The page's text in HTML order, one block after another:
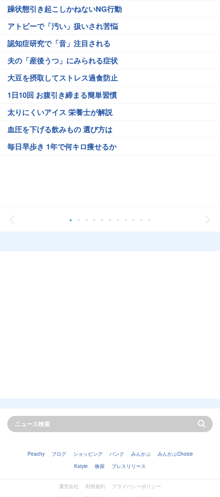
躁状態引き起こしかねないNG行動
アトピーで「汚い」扱いされ苦悩
認知症研究で「音」注目される
夫の「産後うつ」にみられる症状
大豆を摂取してストレス過食防止
1日10回 お腹引き締まる簡単習慣
太りにくいアイス 栄養士が解説
血圧を下げる飲みもの 選び方は
毎日早歩き 1年で何キロ痩せるか
Peachy ブログ ショッピング バンク みんかぶ
みんかぶChoice
Kstyle
株探 プレスリリース
運営会社 利用規約
プライバシーポリシー